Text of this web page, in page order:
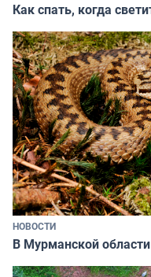
Как спать, когда
НОВОСТИ
В Мурманской